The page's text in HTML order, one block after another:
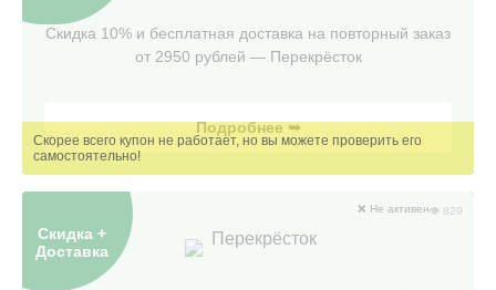
Скидка 10% и бесплатная доставка на повторный заказ
от 2950 рублей — Перекрëсток
Подробнее ➥
Скидка +
Доставка
Перекрёсток
❌ Не активен👁 829